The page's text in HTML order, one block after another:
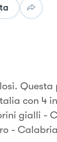
con 4
gialli -
-